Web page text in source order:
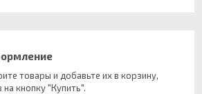
товары и добавьте их в корзину,
на кнопку "Купить".